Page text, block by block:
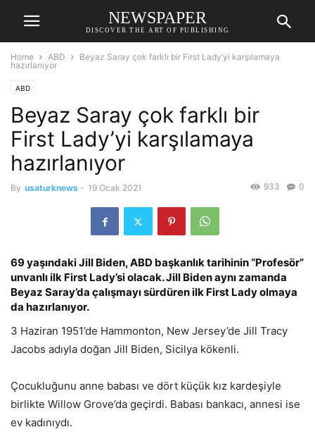
NEWSPAPER
DISCOVER THE ART OF PUBLISHING
Home ABD
Beyaz Saray çok farklı bir First Lady’yi karşılamaya
hazırlanıyor
ABD
Beyaz Saray çok farklı bir
First Lady’yi karşılamaya
hazırlanıyor
By usaturknews - 19 Ocak 2021 0
933
69 yaşındaki Jill Biden, ABD başkanlık tarihinin “Profesör”
unvanlı ilk First Lady’si olacak. Jill Biden aynı zamanda
Beyaz Saray’da çalışmayı sürdüren ilk First Lady olmaya
da hazırlanıyor.
3 Haziran 1951’de Hammonton, New Jersey’de Jill Tracy
Jacobs adıyla doğan Jill Biden, Sicilya kökenli.
Çocukluğunu anne babası ve dört küçük kız kardeşiyle
birlikte Willow Grove’da geçirdi. Babası bankacı, annesi ise
ev kadınıydı.